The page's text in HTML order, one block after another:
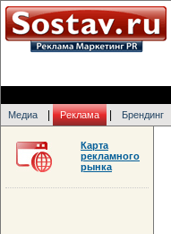
Медиа Реклама Брендинг
Карта
рекламного
рынка